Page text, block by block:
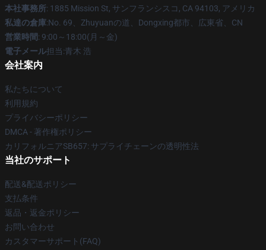
本社事務所: 1885 Mission St, サンフランシスコ, CA 94103, アメリカ
私達の倉庫:No. 69、Zhuyuanの道、Dongxing都市、広東省、CN
営業時間: 9:00～18:00(月～金)
電子メール担当:青木 浩
会社案内
私たちについて
利用規約
プライバシーポリシー
DMCA - 著作権ポリシー
カリフォルニアSB657: サプライチェーンの透明性法
当社のサポート
配送&配送ポリシー
支払条件
返品・返金ポリシー
お問い合わせ
カスタマーサポート(FAQ)